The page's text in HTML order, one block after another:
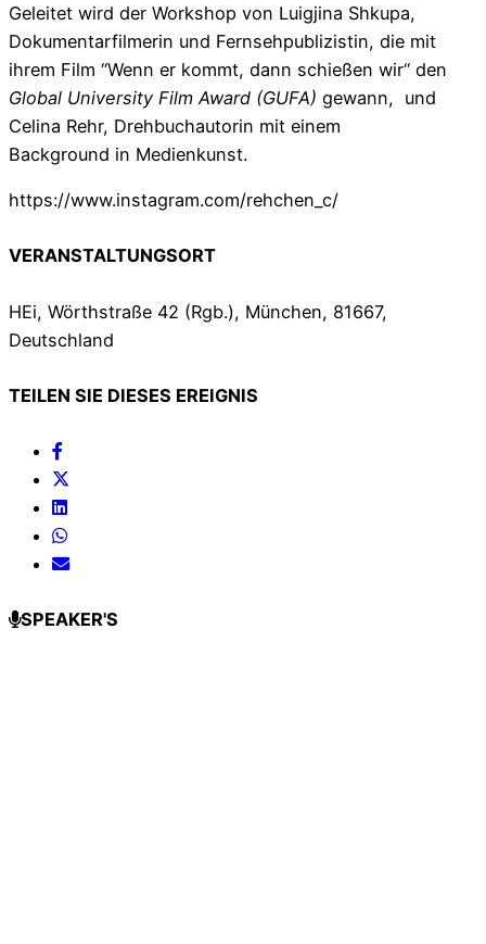
Geleitet wird der Workshop von Luigjina Shkupa,
Dokumentarfilmerin und Fernsehpublizistin, die mit
ihrem Film “Wenn er kommt, dann schießen wir“ den
Global University Film Award (GUFA) gewann, und
Celina Rehr, Drehbuchautorin mit einem
Background in Medienkunst.
https://www.instagram.com/rehchen_c/
VERANSTALTUNGSORT
HEi, Wörthstraße 42 (Rgb.), München, 81667,
Deutschland
TEILEN SIE DIESES EREIGNIS
SPEAKER'S